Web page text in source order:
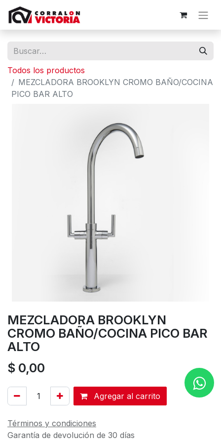
Todos los productos
MEZCLADORA BROOKLYN CROMO BAÑO/COCINA
PICO BAR ALTO
MEZCLADORA BROOKLYN
CROMO BAÑO/COCINA PICO BAR
ALTO
$ 0,00
Agregar al carrito
Términos y condiciones
Garantía de devolución de 30 días